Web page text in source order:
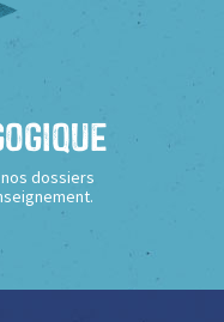
dossiers